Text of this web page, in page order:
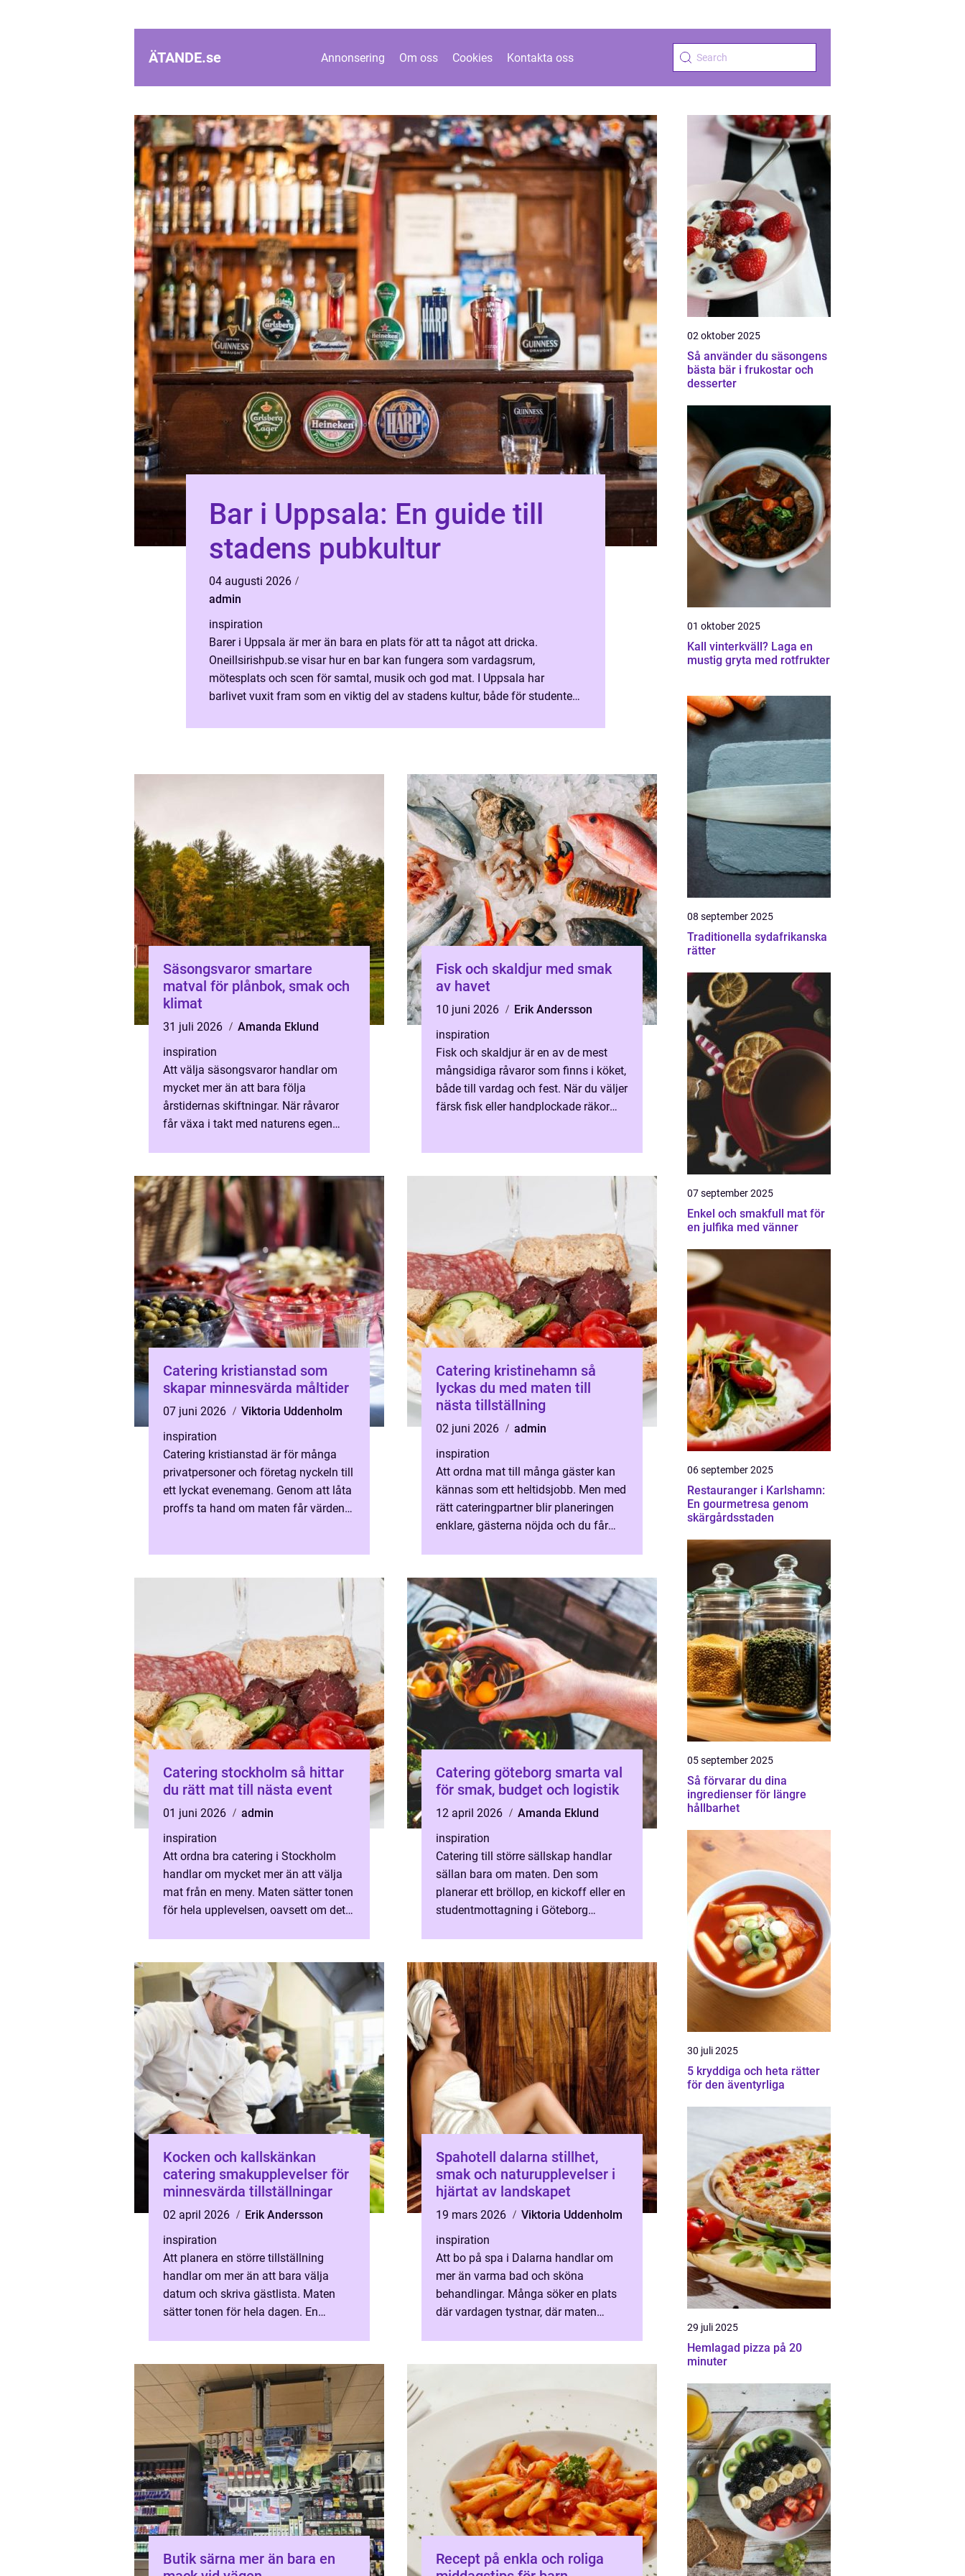
ÄTANDE.se Annonsering Om oss Cookies Kontakta oss
Bar i Uppsala: En guide till
stadens pubkultur
04 augusti 2026
admin
inspiration
Barer i Uppsala är mer än bara en plats för att ta något att dricka.
Oneillsirishpub.se visar hur en bar kan fungera som vardagsrum,
mötesplats och scen för samtal, musik och god mat. I Uppsala har
barlivet vuxit fram som en viktig del av stadens kultur, både för studenter
Säsongsvaror smartare
matval för plånbok, smak och
klimat
31 juli 2026
Amanda Eklund
inspiration
Att välja säsongsvaror handlar om
mycket mer än att bara följa
årstidernas skiftningar. När råvaror
får växa i takt med naturens egen
Fisk och skaldjur med smak
av havet
10 juni 2026
Erik Andersson
inspiration
Fisk och skaldjur är en av de mest
mångsidiga råvaror som finns i köket,
både till vardag och fest. När du väljer
färsk fisk eller handplockade räkor
Catering kristianstad som
skapar minnesvärda måltider
07 juni 2026
Viktoria Uddenholm
inspiration
Catering kristianstad är för många
privatpersoner och företag nyckeln till
ett lyckat evenemang. Genom att låta
proffs ta hand om maten får värden
Catering kristinehamn så
lyckas du med maten till
nästa tillställning
02 juni 2026
admin
inspiration
Att ordna mat till många gäster kan
kännas som ett heltidsjobb. Men med
rätt cateringpartner blir planeringen
enklare, gästerna nöjda och du får
Catering stockholm så hittar
du rätt mat till nästa event
01 juni 2026
admin
inspiration
Att ordna bra catering i Stockholm
handlar om mycket mer än att välja
mat från en meny. Maten sätter tonen
för hela upplevelsen, oavsett om det
Catering göteborg smarta val
för smak, budget och logistik
12 april 2026
Amanda Eklund
inspiration
Catering till större sällskap handlar
sällan bara om maten. Den som
planerar ett bröllop, en kickoff eller en
studentmottagning i Göteborg
Kocken och kallskänkan
catering smakupplevelser för
minnesvärda tillställningar
02 april 2026
Erik Andersson
inspiration
Att planera en större tillställning
handlar om mer än att bara välja
datum och skriva gästlista. Maten
sätter tonen för hela dagen. En
o...
Spahotell dalarna stillhet,
smak och naturupplevelser i
hjärtat av landskapet
19 mars 2026
Viktoria Uddenholm
inspiration
Att bo på spa i Dalarna handlar om
mer än varma bad och sköna
behandlingar. Många söker en plats
där vardagen tystnar, där maten
Butik särna mer än bara en
Recept på enkla och roliga
02 oktober 2025
Så använder du säsongens
bästa bär i frukostar och
desserter
01 oktober 2025
Kall vinterkväll? Laga en
mustig gryta med rotfrukter
08 september 2025
Traditionella sydafrikanska
rätter
07 september 2025
Enkel och smakfull mat för
en julfika med vänner
06 september 2025
Restauranger i Karlshamn:
En gourmetresa genom
skärgårdsstaden
05 september 2025
Så förvarar du dina
ingredienser för längre
hållbarhet
30 juli 2025
5 kryddiga och heta rätter
för den äventyrliga
29 juli 2025
Hemlagad pizza på 20
minuter